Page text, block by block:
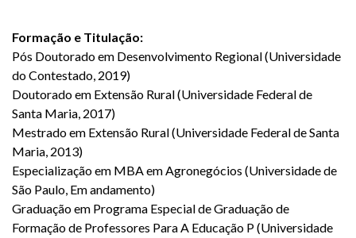
Formação e Titulação:
Pós Doutorado em Desenvolvimento Regional (Universidade
do Contestado, 2019)
Doutorado em Extensão Rural (Universidade Federal de
Santa Maria, 2017)
Mestrado em Extensão Rural (Universidade Federal de Santa
Maria, 2013)
Especialização em MBA em Agronegócios (Universidade de
São Paulo, Em andamento)
Graduação em Programa Especial de Graduação de
Formação de Professores Para A Educação P (Universidade